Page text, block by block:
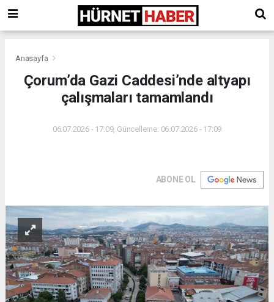
Anasayfa
Çorum’da Gazi Caddesi’nde altyapı
çalışmaları tamamlandı
06.07.2026 - 17:09, Güncelleme: 06.07.2026 - 17:09
ABONE OL